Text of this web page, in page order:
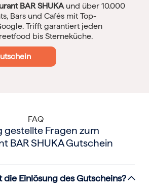
BAR SHUKAund über 10.000
Bars und Cafés mit Top-
Trifft garantiert jeden
bis Sterneküche.
FAQ
gestellte Fragen zum
BAR SHUKA Gutschein
Einlösung des Gutscheins?